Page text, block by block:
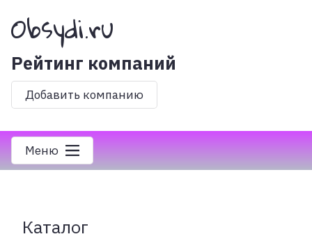
Obsydi.ru
Рейтинг компаний
Добавить компанию
Меню
Каталог